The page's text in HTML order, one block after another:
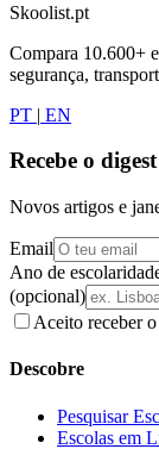
Skoolist.pt
Compara 10.600+
segurança,
PT | EN
Recebe o
Novos artigos e
Email
Ano de
(opcional)
Aceito receber o
Descobre
Pesquisar
Escolas em